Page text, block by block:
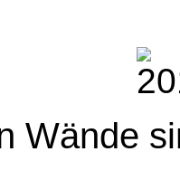
Wände